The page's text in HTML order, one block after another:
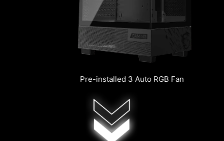
Pre-installed 3 Auto RGB Fan
Radiator Support